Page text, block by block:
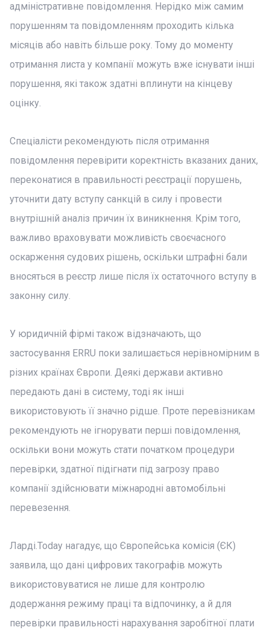
адміністративне повідомлення. Нерідко між самим
порушенням та повідомленням проходить кілька
місяців або навіть більше року. Тому до моменту
отримання листа у компанії можуть вже існувати інші
порушення, які також здатні вплинути на кінцеву
оцінку.
Спеціалісти рекомендують після отримання
повідомлення перевірити коректність вказаних даних,
переконатися в правильності реєстрації порушень,
уточнити дату вступу санкцій в силу і провести
внутрішній аналіз причин їх виникнення. Крім того,
важливо враховувати можливість своєчасного
оскарження судових рішень, оскільки штрафні бали
вносяться в реєстр лише після їх остаточного вступу в
законну силу.
У юридичній фірмі також відзначають, що
застосування ERRU поки залишається нерівномірним в
різних країнах Європи. Деякі держави активно
передають дані в систему, тоді як інші
використовують її значно рідше. Проте перевізникам
рекомендують не ігнорувати перші повідомлення,
оскільки вони можуть стати початком процедури
перевірки, здатної підігнати під загрозу право
компанії здійснювати міжнародні автомобільні
перевезення.
Ларді.Today нагадує, що Європейська комісія (ЄК)
заявила, що дані цифрових такографів можуть
використовуватися не лише для контролю
додержання режиму праці та відпочинку, а й для
перевірки правильності нарахування заробітної плати